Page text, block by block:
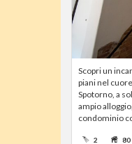
Scopri un
piani nel
Spotorno, a
ampio
condominio
2 80